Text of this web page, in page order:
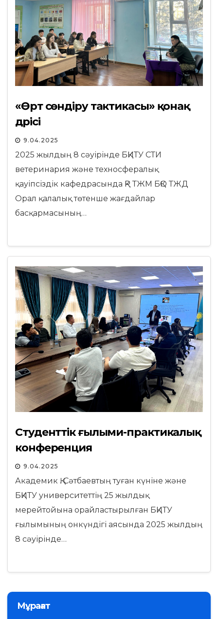
«Өрт сөндіру тактикасы» қонақ
дәрісі
9.04.2025
2025 жылдың 8 сәуірінде БҚИТУ СТИ
ветеринария және техносфералық
қауіпсіздік кафедрасында ҚР ТЖМ БҚО ТЖД
Орал қалалық төтенше жағдайлар
басқармасының…
Студенттік ғылыми-практикалық
конференция
9.04.2025
Академик Қ. Сәтбаевтың туған күніне және
БҚИТУ университеттің 25 жылдық
мерейтойына орайластырылған БҚИТУ
ғылымының онкүндігі аясында 2025 жылдың
8 сәуірінде…
Мұрағат